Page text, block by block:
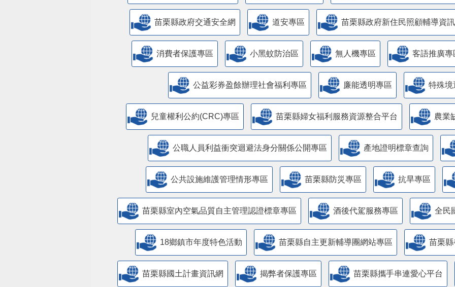
苗栗縣政府交通安全網 道安專區 苗栗縣政府新住民照顧輔導資
消費者保護專區 小黑蚊防治區 無人機專區 客語推廣專
公益彩券盈餘辦理社會福利專區 廉能透明專區 特殊境
兒童權利公約(CRC)專區 苗栗縣婦女福利服務資源整合平台 農業
公職人員利益衝突迴避法身分關係公開專區 產地證明標章查詢
​公共設施維護管理情形專區 苗栗縣防災專區 抗旱專區
苗栗縣室內空氣品質自主管理認證標章專區 酒後代駕服務專區 全民
18鄉鎮市年度特色活動 苗栗縣自主更新輔導團網站專區 苗栗
苗栗縣國土計畫資訊網 揭弊者保護專區 苗栗縣攜手串連愛心平台